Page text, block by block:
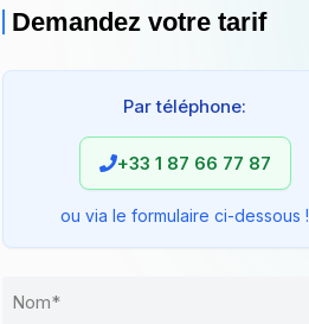
Demandez votre tarif
Par téléphone:
+33 1 87 66 77 87
ou via le formulaire ci-dessous !